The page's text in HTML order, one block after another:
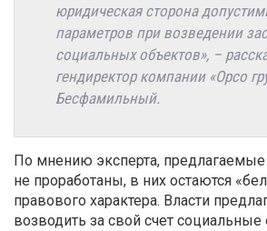
юридическая сторона
параметров при возведении
социальных объектов», –
гендиректор компании «Орсо
Бесфамильный.
По мнению эксперта,
не проработаны, в них остаются
правового характера. Власти
возводить за свой счет